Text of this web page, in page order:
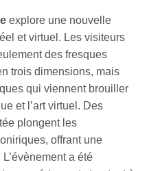
explore une nouvelle
et virtuel. Les visiteurs
des fresques
trois dimensions, mais
qui viennent brouiller
et l’art virtuel. Des
plongent les
offrant une
a été